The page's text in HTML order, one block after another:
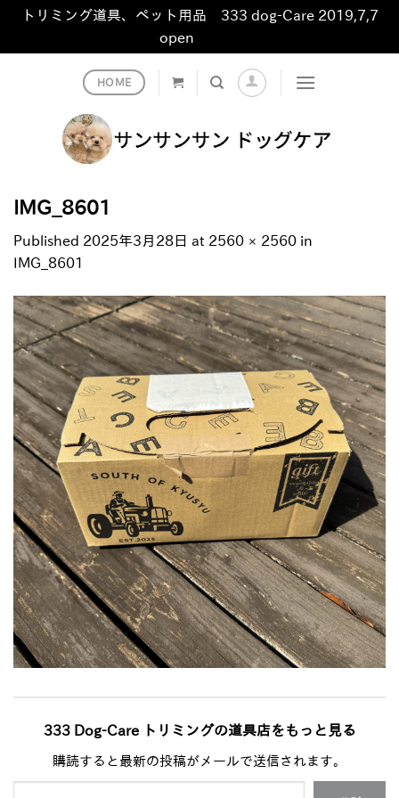
トリミング道具、ペット用品 333 dog-Care 2019,7,7
open
HOME
IMG_8601
Published 2025年3月28日 at 2560 × 2560 in
IMG_8601
333 Dog-Care トリミングの道具店をもっと見る
購読すると最新の投稿がメールで送信されます。
メールアドレスを入力...